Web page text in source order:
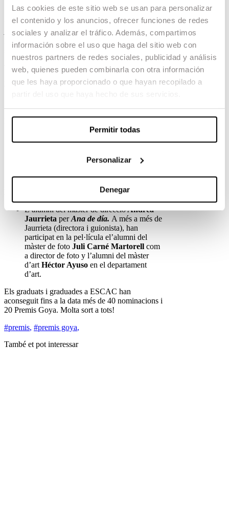
Las cookies de este sitio web se usan para personalizar
el contenido y los anuncios, ofrecer funciones de redes
sociales y analizar el tráfico. Además, compartimos
información sobre el uso que haga del sitio web con
nuestros partners de redes sociales, publicidad y análisis
web, quienes pueden combinarla con otra información
que les haya proporcionado o que hayan recopilado a
Permitir todas
Personalizar
Denegar
Lluis Rivera va estar nominat el 2014 per
últimos díasi va guanyar el Goya al costat del
també graduatLluís Castellsel 2016 per
Anacleto: agente secreto. Aquesta és la primera
nominació per a Laura Pedro que, de guanyar,
seria la primera dona en aconseguir-ho.
Tots dos han estat nominats per la mateixa
producció en els Premis Gaudí de l’Acadèmia del
Cinema Català.
Millor Fotografia:
Edu Grau ja va estar nominat el 2011 perBuried.
L’alumni del màster de direccióAndrea
Jaurrieta perAna de día. A més a més de
Jaurrieta (directora i guionista), han
participat en la pel·lícula el’alumni del
màster de foto Juli Carné Martorell com
a director de foto y l’alumni del màster
d’art Héctor Ayuso en el departament
d’art.
Els graduats i graduades a ESCAC han
aconseguit fins a la data més de 40 nominacions i
20 Premis Goya. Molta sort a tots!
#premis, #premis goya,
També et pot interessar